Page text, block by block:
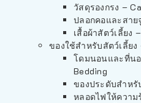
วัสดุรองกรง –
ปลอกคอและสาย
เสื้อผ้าสัตว์เลี้ยง
ของใช้สำหรับสัตว์เลี้ยง
โดมนอนและที่น
Bedding
ของประดับสำห
หลอดไฟให้ความ